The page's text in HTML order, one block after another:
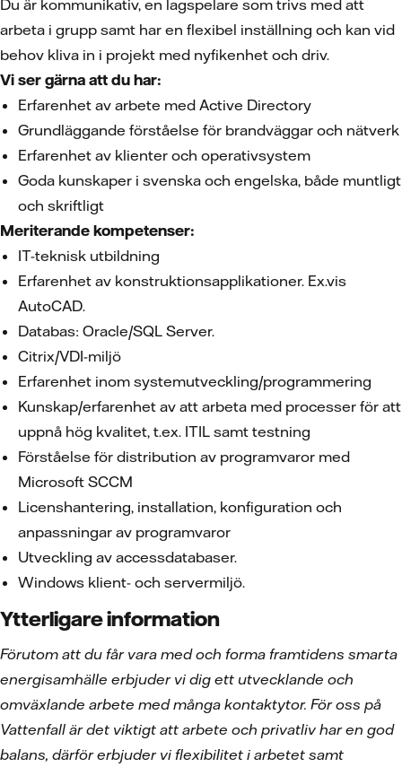
Du är kommunikativ, en lagspelare som trivs med att
arbeta i grupp samt har en flexibel inställning och kan vid
behov kliva in i projekt med nyfikenhet och driv.
Vi ser gärna att du har:
Erfarenhet av arbete med Active Directory
Grundläggande förståelse för brandväggar och nätverk
Erfarenhet av klienter och operativsystem
Goda kunskaper i svenska och engelska, både muntligt
och skriftligt
Meriterande kompetenser:
IT-teknisk utbildning
Erfarenhet av konstruktionsapplikationer. Ex.vis
AutoCAD.
Databas: Oracle/SQL Server.
Citrix/VDI-miljö
Erfarenhet inom systemutveckling/programmering
Kunskap/erfarenhet av att arbeta med processer för att
uppnå hög kvalitet, t.ex. ITIL samt testning
Förståelse för distribution av programvaror med
Microsoft SCCM
Licenshantering, installation, konfiguration och
anpassningar av programvaror
Utveckling av accessdatabaser.
Windows klient- och servermiljö.
Ytterligare information
Förutom att du får vara med och forma framtidens smarta
energisamhälle erbjuder vi dig ett utvecklande och
omväxlande arbete med många kontaktytor. För oss på
Vattenfall är det viktigt att arbete och privatliv har en god
balans, därför erbjuder vi flexibilitet i arbetet samt